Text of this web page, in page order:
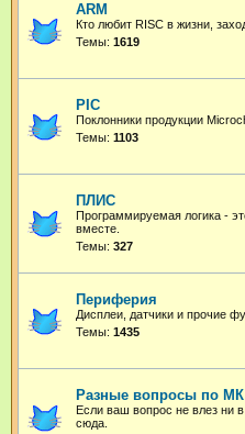
ARM
Кто любит RISC в жизни,
Темы: 1619
PIC
Поклонники продукции
Темы: 1103
ПЛИС
Программируемая логика -
вместе.
Темы: 327
Периферия
Дисплеи, датчики и прочие
Темы: 1435
Разные вопросы по МК
Если ваш вопрос не влез ни
сюда.